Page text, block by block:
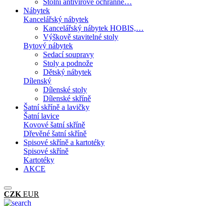
Stolní antivirové ochranné…
Nábytek
Kancelářský nábytek
Kancelářský nábytek HOBIS,…
Výškově stavitelné stoly
Bytový nábytek
Sedací soupravy
Stoly a podnože
Dětský nábytek
Dílenský
Dílenské stoly
Dílenské skříně
Šatní skříně a lavičky
Šatní lavice
Kovové šatní skříně
Dřevěné šatní skříně
Spisové skříně a kartotéky
Spisové skříně
Kartotéky
AKCE
CZK EUR